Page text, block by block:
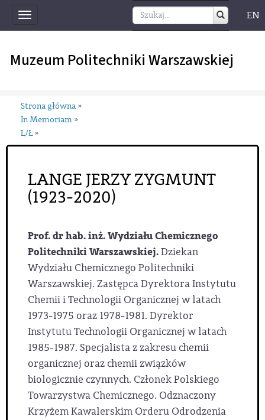
Toggle
navigation
EN
Muzeum Politechniki Warszawskiej
Strona główna »
In Memoriam »
L/Ł »
LANGE JERZY ZYGMUNT
(1923-2020)
Prof. dr hab. inż. Wydziału Chemicznego
Politechniki Warszawskiej.Dziekan
Wydziału Chemicznego Politechniki
Warszawskiej. Zastępca Dyrektora Instytutu
Chemii i Technologii Organicznej w latach
1973-1975 oraz 1978-1981. Dyrektor
Instytutu Technologii Organicznej w latach
1985-1987. Specjalista z zakresu chemii
organicznej oraz chemii związków
biologicznie czynnych. Członek Polskiego
Towarzystwa Chemicznego. Odznaczony
Krzyżem Kawalerskim Orderu Odrodzenia